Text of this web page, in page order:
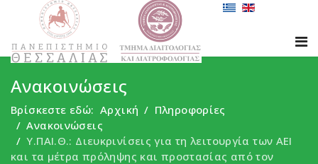
Ανακοινώσεις
Βρίσκεστε εδώ: Αρχική
Πληροφορίες
Ανακοινώσεις
Υ.ΠΑΙ.Θ.: Διευκρινίσεις για τη λειτουργία των ΑΕΙ
και τα μέτρα πρόληψης και προστασίας από τον